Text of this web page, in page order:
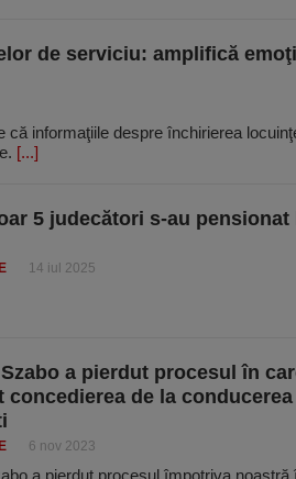
de serviciu: amplifică
informaţiile despre închirierea
[...]
5 judecători s-au pensionat
14 iul 2025
a pierdut procesul în
concedierea de la conducerea
6 nov 2023
a pierdut procesul împotriva noastră